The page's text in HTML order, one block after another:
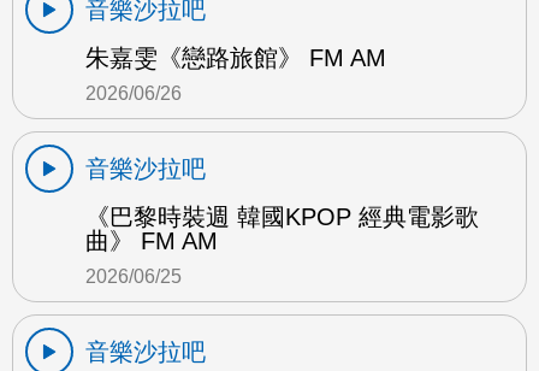
音樂沙拉吧
朱嘉雯《戀路旅館》 FM AM
2026/06/26
音樂沙拉吧
《巴黎時裝週 韓國KPOP 經典電影歌
曲》 FM AM
2026/06/25
音樂沙拉吧